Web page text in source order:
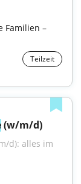
Familien –
Teilzeit
(w/m/d)
d): alles im